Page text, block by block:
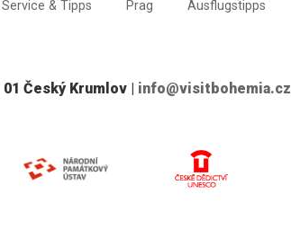
Service & Tipps Prag Ausflugstipps
Český Krumlov | info@visitbohemia.cz